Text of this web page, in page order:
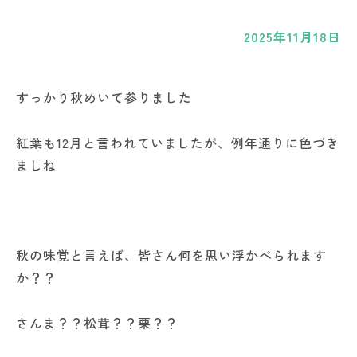
2025年11月18日
すっかり秋めいて参りました
紅葉も12月と言われていましたが、例年通りに色づき
ましね
秋の味覚と言えば、皆さん何を思い浮かべられます
か？？
さんま？？松茸？？栗？？